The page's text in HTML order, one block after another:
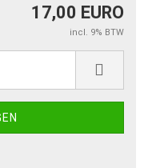
17,00 EURO
incl. 9% BTW